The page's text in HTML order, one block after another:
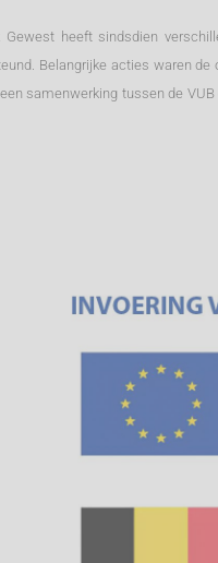
Gewest heeft sindsdien
Belangrijke acties waren de
samenwerking tussen de